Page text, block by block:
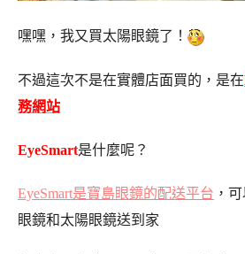
嘿嘿，我又買太陽眼鏡了！
不過這次不是在實體店面買的，是在
務網站
EyeSmart是什麼呢？
EyeSmart是寶島眼鏡的配送平台 ，
眼鏡和太陽眼鏡送到家